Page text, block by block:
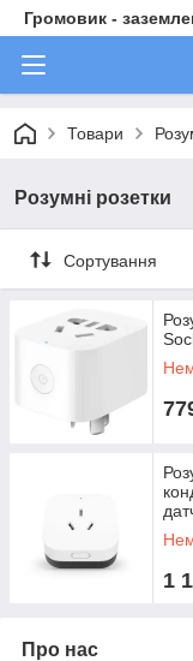
Громовик -
Товари
Розумні розетки
Сортування
1
Про нас